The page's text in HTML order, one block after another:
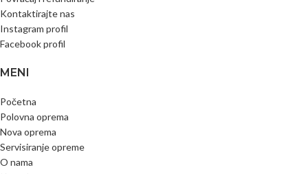
Kontaktirajte nas
Instagram profil
Facebook profil
MENI
Početna
Polovna oprema
Nova oprema
Servisiranje opreme
O nama